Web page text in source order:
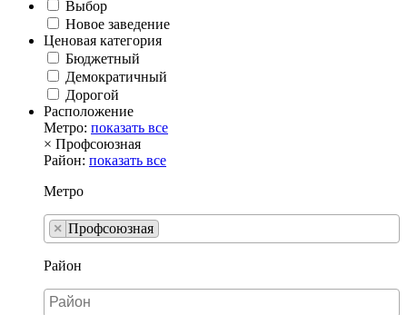
Выбор
Новое заведение
Ценовая категория
Бюджетный
Демократичный
Дорогой
Расположение
Метро: показать все
× Профсоюзная
Район: показать все
Метро
× Профсоюзная
Район